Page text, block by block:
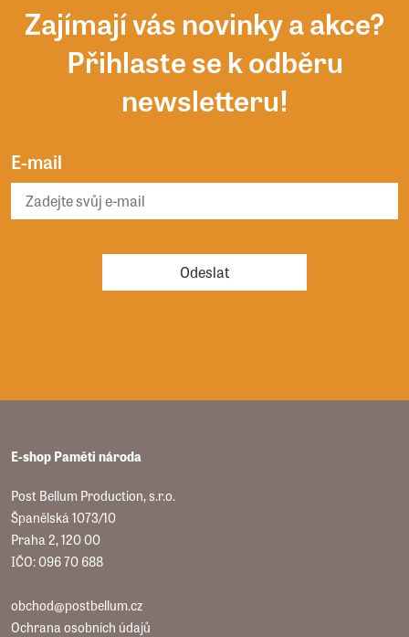
Zajímají vás novinky a akce?
Přihlaste se k odběru
newsletteru!
E-mail
Odeslat
E-shop Paměti národa
Post Bellum Production, s.r.o.
Španělská 1073/10
Praha 2, 120 00
IČO: 096 70 688
obchod@postbellum.cz
Ochrana osobních údajů